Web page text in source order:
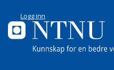
Logg inn